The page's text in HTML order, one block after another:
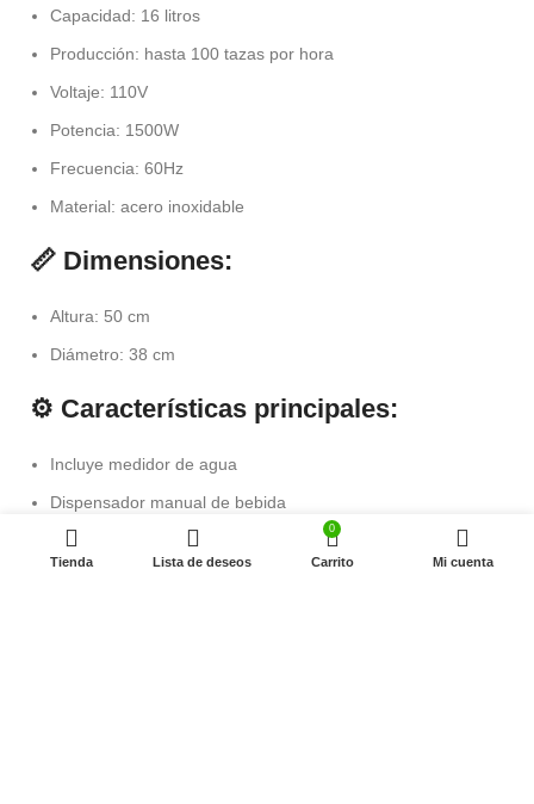
Capacidad: 16 litros
Producción: hasta 100 tazas por hora
Voltaje: 110V
Potencia: 1500W
Frecuencia: 60Hz
Material: acero inoxidable
📏 Dimensiones:
Altura: 50 cm
Diámetro: 38 cm
⚙️ Características principales:
Incluye medidor de agua
Dispensador manual de bebida
Filtro permanente en acero inoxidable tipo malla
Tienda Lista de deseos
0
Carrito Mi cuenta